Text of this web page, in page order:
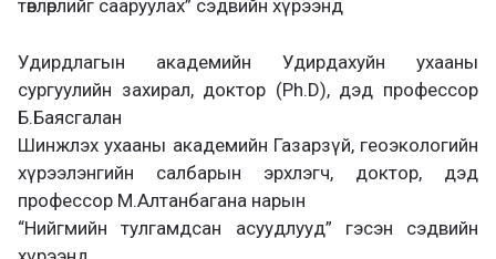
төвлөрлийг сааруулах” сэдвийн хүрээнд
Удирдлагын академийн Удирдахуйн ухааны
сургуулийн захирал, доктор (Ph.D), дэд профессор
Б.Баясгалан
Шинжлэх ухааны академийн Газарзүй, геоэкологийн
хүрээлэнгийн салбарын эрхлэгч, доктор, дэд
профессор М.Алтанбагана нарын
“Нийгмийн тулгамдсан асуудлууд” гэсэн сэдвийн